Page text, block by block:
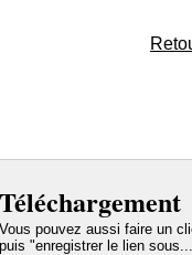
Téléchargement
Vous pouvez aussi faire un
puis "enregistrer le lien